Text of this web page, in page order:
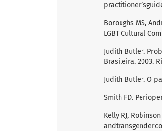
Boroughs MS,
LGBT Cultural
Judith Butler.
Brasileira. 2003.
Judith Butler. O
Smith FD.
Kelly RJ,